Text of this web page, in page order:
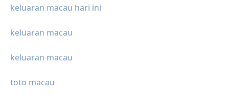
keluaran macau hari ini
keluaran macau
keluaran macau
toto macau